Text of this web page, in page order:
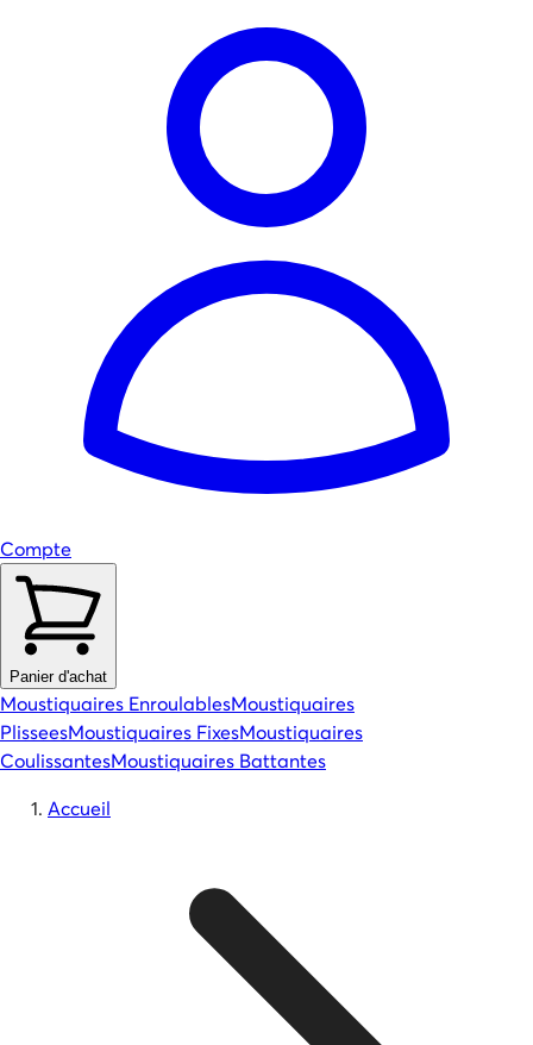
Compte
Panier d'achat
Moustiquaires EnroulablesMoustiquaires
PlisseesMoustiquaires FixesMoustiquaires
CoulissantesMoustiquaires Battantes
Accueil